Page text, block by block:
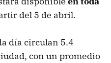
del 5 de abril.
día circulan 5.4
con un promedio